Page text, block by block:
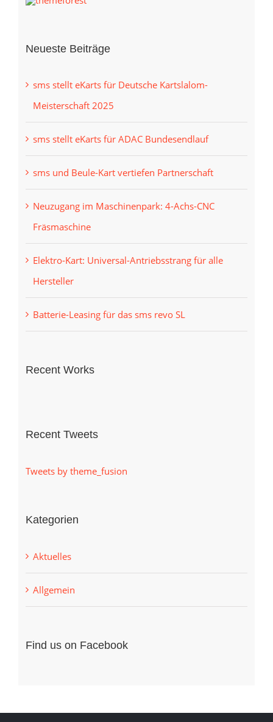
Neueste Beiträge
sms stellt eKarts für Deutsche Kartslalom-
Meisterschaft 2025
sms stellt eKarts für ADAC Bundesendlauf
sms und Beule-Kart vertiefen Partnerschaft
Neuzugang im Maschinenpark: 4-Achs-CNC
Fräsmaschine
Elektro-Kart: Universal-Antriebsstrang für alle
Hersteller
Batterie-Leasing für das sms revo SL
Recent Works
Recent Tweets
Tweets by theme_fusion
Kategorien
Aktuelles
Allgemein
Find us on Facebook